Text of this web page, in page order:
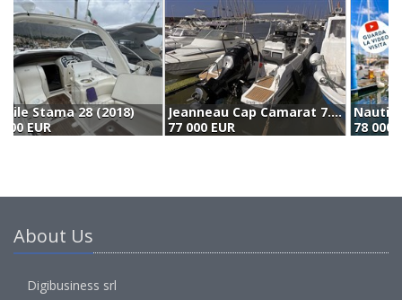
Jeanneau Cap Camarat 7.5 Cc (2024)
77 000 EUR
Nautica Salpa Srl Laver 23x - 23 X (2020)
78 000 EUR
About Us
Digibusiness srl